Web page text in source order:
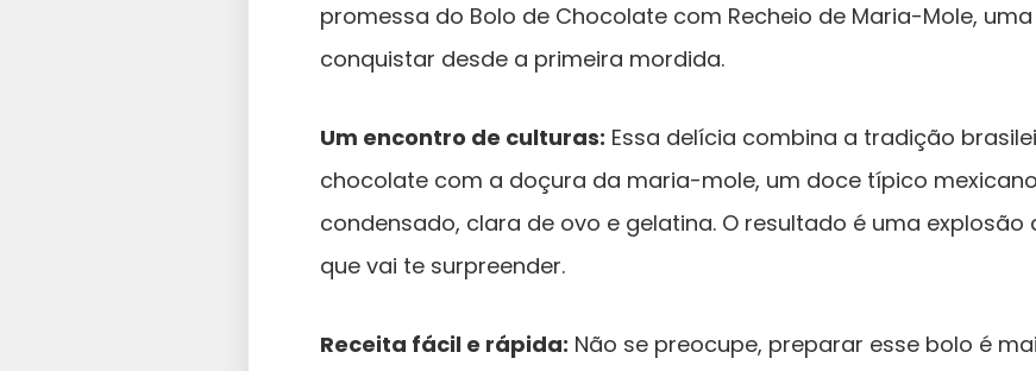
promessa do Bolo de Chocolate com Recheio de Maria-Mole,
conquistar desde a primeira mordida.
Um encontro de culturas: Essa delícia combina a tradição
chocolate com a doçura da maria-mole, um doce típico
condensado, clara de ovo e gelatina. O resultado é uma explosão
que vai te surpreender.
Receita fácil e rápida: Não se preocupe, preparar esse bolo é